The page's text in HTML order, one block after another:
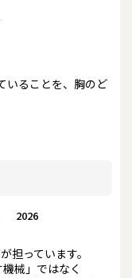
いることを、胸のど
2026
担っています。
械」ではなく